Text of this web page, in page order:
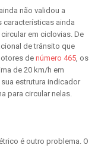
não validou a
características ainda
em ciclovias. De
de trânsito que
de número 465, os
de 20 km/h em
estrutura indicador
para circular nelas.
é outro problema. O